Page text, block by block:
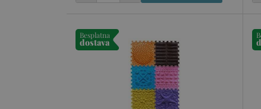
Besplatna
dostava